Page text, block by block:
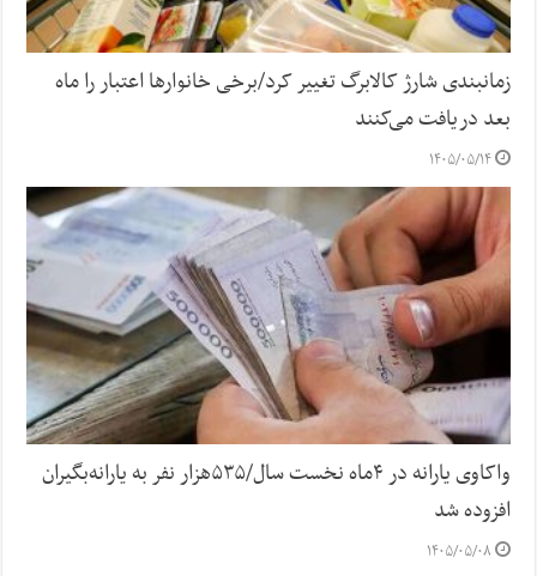
زمانبندی شارژ کالابرگ تغییر کرد/برخی خانوارها اعتبار را ماه
بعد دریافت می‌کنند
۱۴۰۵/۰۵/۱۴
واکاوی یارانه در ۴ماه نخست سال/۵۳۵هزار نفر به یارانه‌بگیران
افزوده شد
۱۴۰۵/۰۵/۰۸